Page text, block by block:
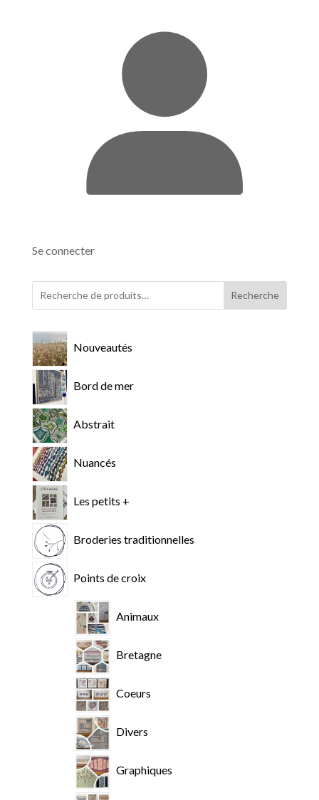
Se connecter
Recherche
Nouveautés
Bord de mer
Abstrait
Nuancés
Les petits +
Broderies traditionnelles
Points de croix
Animaux
Bretagne
Coeurs
Divers
Graphiques